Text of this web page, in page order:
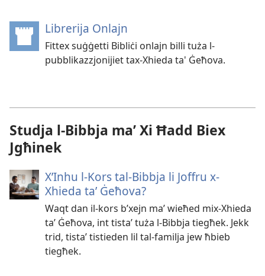
Librerija Onlajn
new
window)
Fittex suġġetti Bibliċi onlajn billi tuża l-
pubblikazzjonijiet tax-Xhieda ta' Ġeħova.
Studja l-Bibbja maʼ Xi Ħadd Biex
Jgħinek
X’Inhu l-Kors tal-Bibbja li Joffru x-
Xhieda taʼ Ġeħova?
Waqt dan il-kors b’xejn maʼ wieħed mix-Xhieda
taʼ Ġeħova, int tistaʼ tuża l-Bibbja tiegħek. Jekk
trid, tistaʼ tistieden lil tal-familja jew ħbieb
tiegħek.